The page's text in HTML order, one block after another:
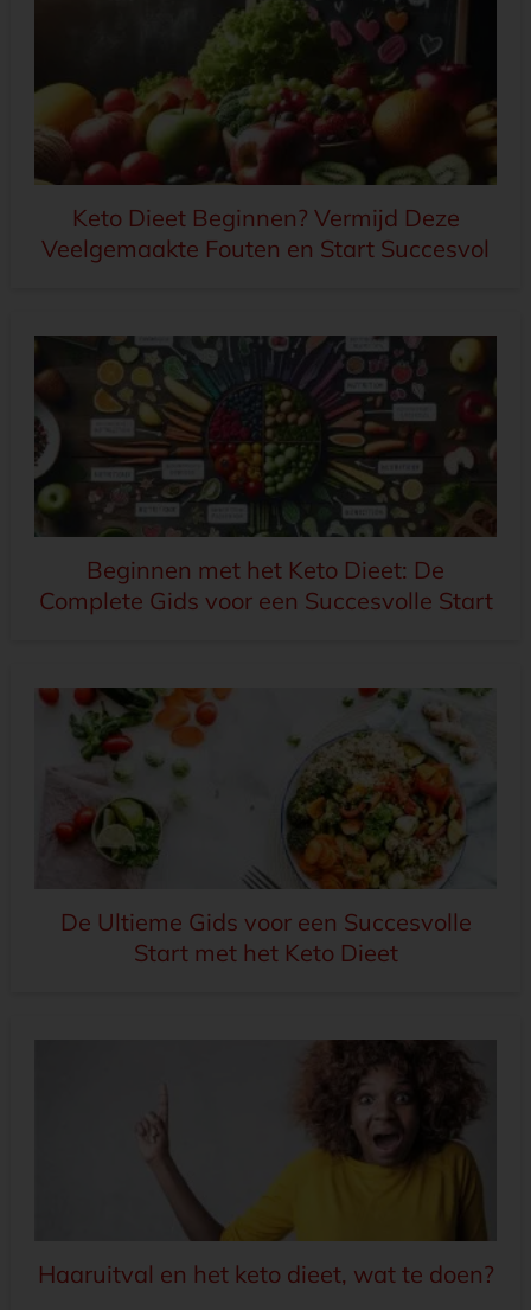
Keto Dieet Beginnen? Vermijd Deze
Veelgemaakte Fouten en Start Succesvol
Beginnen met het Keto Dieet: De
Complete Gids voor een Succesvolle Start
De Ultieme Gids voor een Succesvolle
Start met het Keto Dieet
Haaruitval en het keto dieet, wat te doen?